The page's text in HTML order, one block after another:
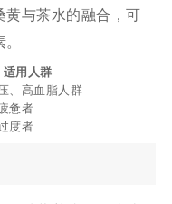
黄与茶水的融合，可
适用人群
、高血脂人群
惫者
度者